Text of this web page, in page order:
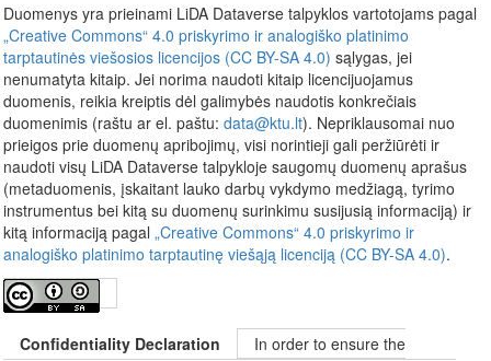
Duomenys yra prieinami LiDA Dataverse talpyklos vartotojams pagal
„Creative Commons“ 4.0 priskyrimo ir analogiško platinimo
tarptautinės viešosios licencijos (CC BY-SA 4.0) sąlygas, jei
nenumatyta kitaip. Jei norima naudoti kitaip licencijuojamus
duomenis, reikia kreiptis dėl galimybės naudotis konkrečiais
duomenimis (raštu ar el. paštu: data@ktu.lt). Nepriklausomai nuo
prieigos prie duomenų apribojimų, visi norintieji gali peržiūrėti ir
naudoti visų LiDA Dataverse talpykloje saugomų duomenų aprašus
(metaduomenis, įskaitant lauko darbų vykdymo medžiagą, tyrimo
instrumentus bei kitą su duomenų surinkimu susijusią informaciją) ir
kitą informaciją pagal „Creative Commons“ 4.0 priskyrimo ir
analogiško platinimo tarptautinę viešąją licenciją (CC BY-SA 4.0).
Confidentiality Declaration
In order to ensure the